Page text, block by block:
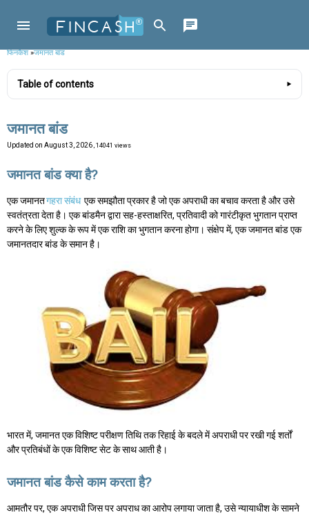
फिनकैश»जमानत बांड
Table of contents
जमानत बांड
Updated on August 3, 2026 , 14041 views
जमानत बांड क्या है?
एक जमानतगहरा संबंध एक समझौता प्रकार है जो एक अपराधी का बचाव करता है और उसे
स्वतंत्रता देता है। एक बांडमैन द्वारा सह-हस्ताक्षरित, प्रतिवादी को गारंटीकृत भुगतान प्राप्त
करने के लिए शुल्क के रूप में एक राशि का भुगतान करना होगा। संक्षेप में, एक जमानत बांड एक
जमानतदार बांड के समान है।
भारत में, जमानत एक विशिष्ट परीक्षण तिथि तक रिहाई के बदले में अपराधी पर रखी गई शर्तों
और प्रतिबंधों के एक विशिष्ट सेट के साथ आती है।
जमानत बांड कैसे काम करता है?
आमतौर पर, एक अपराधी जिस पर अपराध का आरोप लगाया जाता है, उसे न्यायाधीश के सामने